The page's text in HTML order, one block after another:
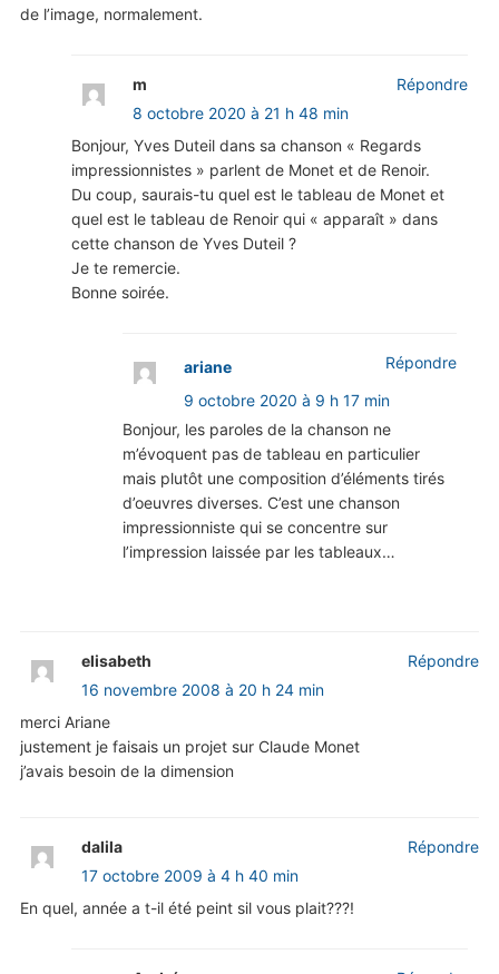
de l’image, normalement.
m
8 octobre 2020 à 21 h 48 min
Bonjour, Yves Duteil dans sa chanson « Regards
impressionnistes » parlent de Monet et de Renoir.
Du coup, saurais-tu quel est le tableau de Monet et
quel est le tableau de Renoir qui « apparaît » dans
cette chanson de Yves Duteil ?
Je te remercie.
Bonne soirée.
Répondre
ariane
9 octobre 2020 à 9 h 17 min
Bonjour, les paroles de la chanson ne
m’évoquent pas de tableau en particulier
mais plutôt une composition d’éléments tirés
d’oeuvres diverses. C’est une chanson
impressionniste qui se concentre sur
l’impression laissée par les tableaux…
Répondre
elisabeth
16 novembre 2008 à 20 h 24 min
merci Ariane
justement je faisais un projet sur Claude Monet
j’avais besoin de la dimension
Répondre
dalila
17 octobre 2009 à 4 h 40 min
En quel, année a t-il été peint sil vous plait???!
Répondre